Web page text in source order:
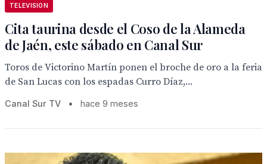
TELEVISION
Cita taurina desde el Coso de la Alameda
de Jaén, este sábado en Canal Sur
Toros de Victorino Martín ponen el broche de oro a la feria
de San Lucas con los espadas Curro Díaz,...
Canal Sur TV • hace 9 meses